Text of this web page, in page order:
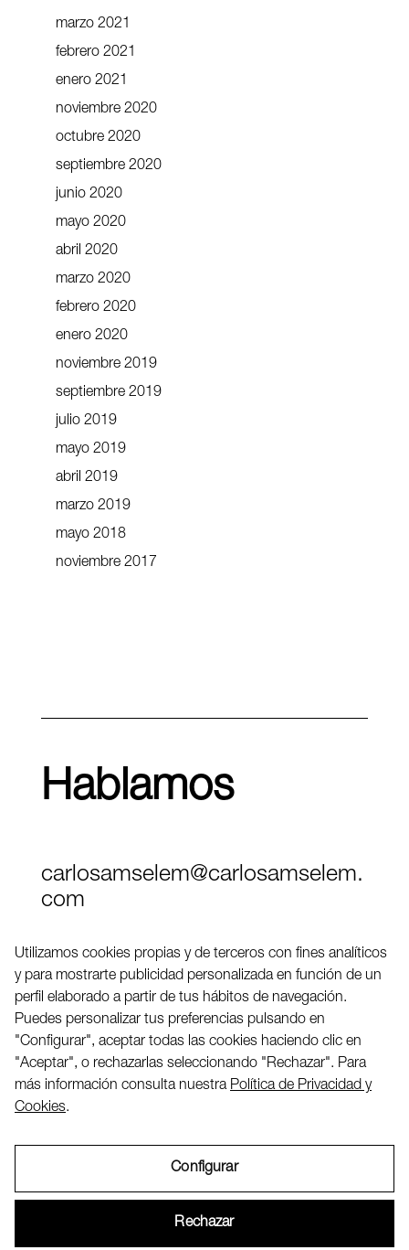
marzo 2021
febrero 2021
enero 2021
noviembre 2020
octubre 2020
septiembre 2020
junio 2020
mayo 2020
abril 2020
marzo 2020
febrero 2020
enero 2020
noviembre 2019
septiembre 2019
julio 2019
mayo 2019
abril 2019
marzo 2019
mayo 2018
noviembre 2017
Hablamos
carlosamselem@carlosamselem.
com
Twitter
LinkedIN
2026 ©
Utilizamos cookies propias y de terceros con fines analíticos
y para mostrarte publicidad personalizada en función de un
perfil elaborado a partir de tus hábitos de navegación.
Puedes personalizar tus preferencias pulsando en
"Configurar", aceptar todas las cookies haciendo clic en
"Aceptar", o rechazarlas seleccionando "Rechazar". Para
más información consulta nuestra Política de Privacidad y
Cookies.
Configurar
Rechazar